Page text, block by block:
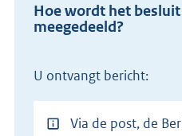
Hoe wordt het besluit
meegedeeld?
U ontvangt bericht:
Via de post, de